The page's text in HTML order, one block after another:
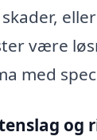
være
med
og